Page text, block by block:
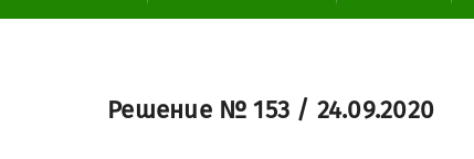
Решение № 153 / 24.09.2020